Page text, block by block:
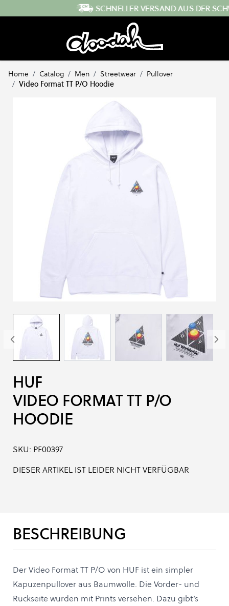
SCHNELLER VERSAND AUS DER SCHWEIZ
Home / Catalog / Men / Streetwear / Pullover
/ Video Format TT P/O Hoodie
HUF
VIDEO FORMAT TT P/O
HOODIE
SKU: PF00397
DIESER ARTIKEL IST LEIDER NICHT VERFÜGBAR
BESCHREIBUNG
Der Video Format TT P/O von HUF ist ein simpler
Kapuzenpullover aus Baumwolle. Die Vorder- und
Rückseite wurden mit Prints versehen. Dazu gibt’s